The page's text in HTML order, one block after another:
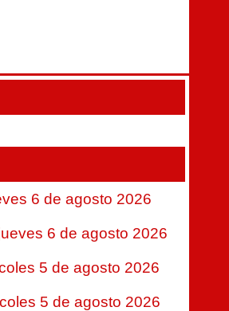
6 de agosto 2026
6 de agosto 2026
5 de agosto 2026
5 de agosto 2026